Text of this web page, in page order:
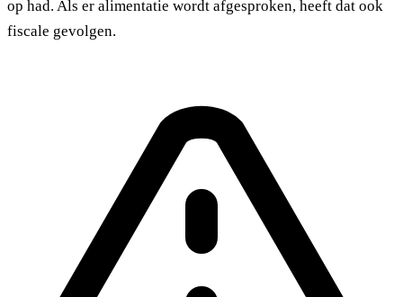
op had. Als er alimentatie wordt afgesproken, heeft dat ook
fiscale gevolgen.